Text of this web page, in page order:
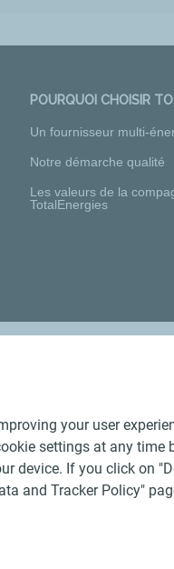
POURQUOI CHOISIR
Un fournisseur multi-
Notre démarche qualité
Les valeurs de la
TotalEnergies
TotalEnergies
your user
settings at any
device. If you click on
and Tracker Policy"